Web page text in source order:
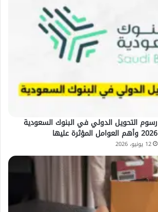
رسوم التحويل الدولي في البنوك السعودية
2026 وأهم العوامل المؤثرة عليها
12 يونيو، 2026